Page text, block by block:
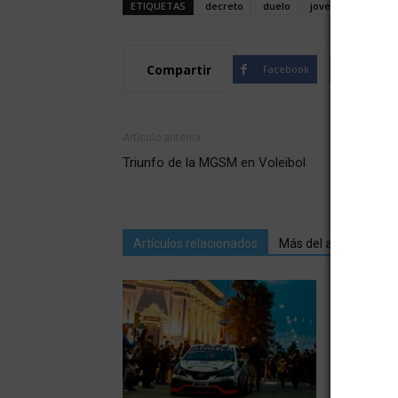
ETIQUETAS decreto duelo joven
Compartir Facebook
Triunfo de la MGSM en Voleibol
Artículos relacionados Más del autor